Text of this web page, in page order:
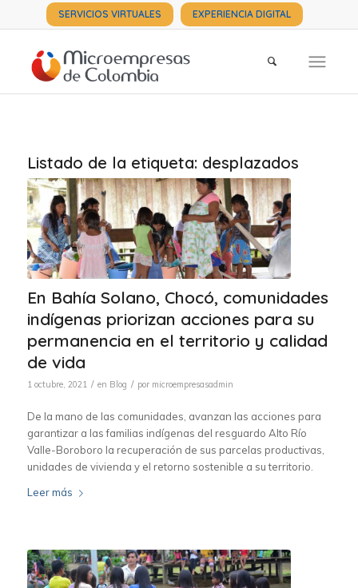
SERVICIOS VIRTUALES EXPERIENCIA DIGITAL
Listado de la etiqueta: desplazados
En Bahía Solano, Chocó, comunidades
indígenas priorizan acciones para su
permanencia en el territorio y calidad
de vida
1 octubre, 2021 / en Blog / por microempresasadmin
De la mano de las comunidades, avanzan las acciones para
garantizar a las familias indígenas del resguardo Alto Río
Valle-Boroboro la recuperación de sus parcelas productivas,
unidades de vivienda y el retorno sostenible a su territorio.
Leer más